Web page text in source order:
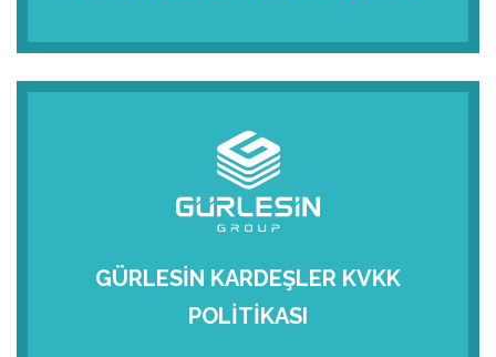
GÜRLESİN KARDEŞLER KVKK
POLİTİKASI